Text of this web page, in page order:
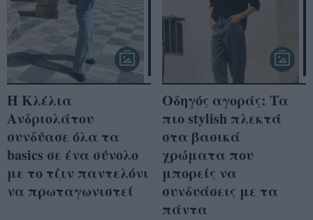
Η Κλέλια
Ανδριολάτου
συνδύασε όλα τα
basics σε ένα σύνολο
με το τζιν παντελόνι
να πρωταγωνιστεί
Οδηγός αγοράς: Τα
πιο stylish πλεκτά
στα βασικά
χρώματα που
μπορείς να
συνδυάσεις με τα
πάντα